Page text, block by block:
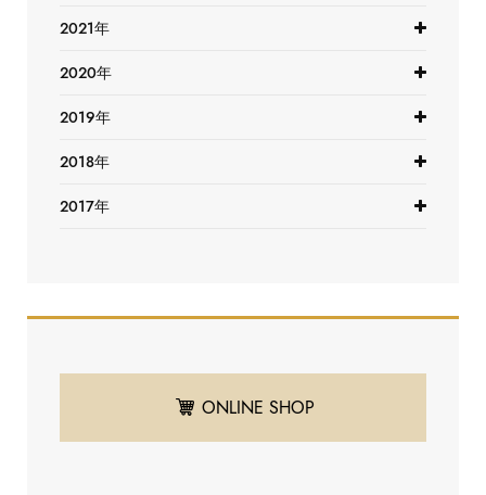
2021年
2020年
2019年
2018年
2017年
ONLINE SHOP